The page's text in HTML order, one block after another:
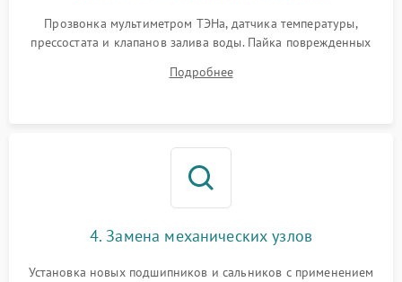
Прозвонка мультиметром ТЭНа, датчика температуры,
прессостата и клапанов залива воды. Пайка поврежденных
Восстановление целостности проводки и контактов.
Подробнее
4. Замена механических узлов
Установка новых подшипников и сальников с применением